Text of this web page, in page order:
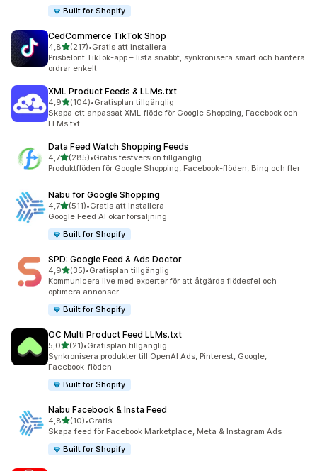
Built for Shopify
CedCommerce TikTok Shop
4,8av 5 stjärnor
(217)
217 recensioner totalt
•Gratis att installera
Prisbelönt TikTok-app – lista snabbt, synkronisera smart och hantera
ordrar enkelt
XML Product Feeds & LLMs.txt
4,9av 5 stjärnor
(104)
104 recensioner totalt
•Gratisplan tillgänglig
Skapa ett anpassat XML-flöde för Google Shopping, Facebook och
LLMs.txt
Data Feed Watch Shopping Feeds
4,7av 5 stjärnor
(285)
285 recensioner totalt
•Gratis testversion tillgänglig
Produktflöden för Google Shopping, Facebook-flöden, Bing och fler
Nabu för Google Shopping
4,7av 5 stjärnor
(511)
511 recensioner totalt
•Gratis att installera
Google Feed AI ökar försäljning
Built for Shopify
SPD: Google Feed & Ads Doctor
4,9av 5 stjärnor
(35)
35 recensioner totalt
•Gratisplan tillgänglig
Kommunicera live med experter för att åtgärda flödesfel och
optimera annonser
Built for Shopify
OC Multi Product Feed LLMs.txt
5,0av 5 stjärnor
(21)
21 recensioner totalt
•Gratisplan tillgänglig
Synkronisera produkter till OpenAI Ads, Pinterest, Google,
Facebook-flöden
Built for Shopify
Nabu Facebook & Insta Feed
4,8av 5 stjärnor
(10)
10 recensioner totalt
•Gratis
Skapa feed för Facebook Marketplace, Meta & Instagram Ads
Built for Shopify